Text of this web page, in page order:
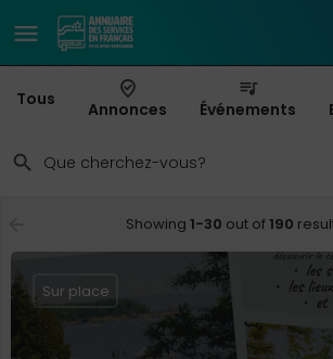
Tous Annonces Événements
Showing 1-30 out of190
Sur place